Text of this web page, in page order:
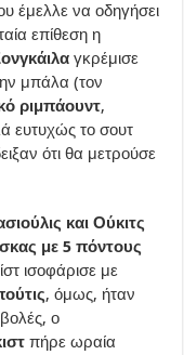
έμελλε να οδηγήσει
επίθεση η
γκρέμισε
μπάλα (τον
ριμπάουντ,
ευτυχώς το σουτ
ότι θα μετρούσε
και Ούκιτς
με 5 πόντους
ισοφάρισε με
, όμως, ήταν
ο
πήρε ωραία